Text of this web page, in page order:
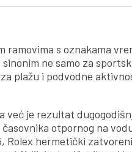
s oznakama
ne samo za
plažu i podvodne
već je rezultat
otpornog na
hermetički